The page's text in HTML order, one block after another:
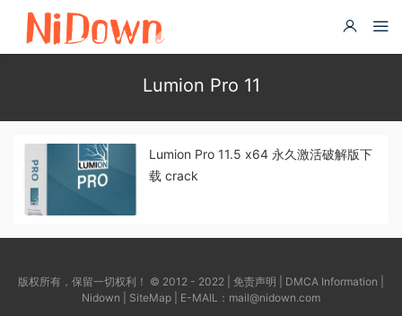
Lumion Pro 11
Lumion Pro 11.5 x64 永久激活破解版下
载 crack
版权所有，保留一切权利！ © 2012 - 2022 | 免责声明 DMCA Information
Nidown
SiteMap | E-MAIL： mail@nidown.com